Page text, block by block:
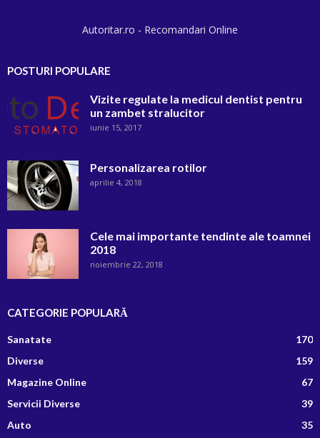
Autoritar.ro - Recomandari Online
POSTURI POPULARE
Vizite regulate la medicul dentist pentru
un zambet stralucitor
iunie 15, 2017
Personalizarea rotilor
aprilie 4, 2018
Cele mai importante tendinte ale toamnei
2018
noiembrie 22, 2018
CATEGORIE POPULARĂ
Sanatate
170
Diverse
159
Magazine Online
67
Servicii Diverse
39
Auto
35